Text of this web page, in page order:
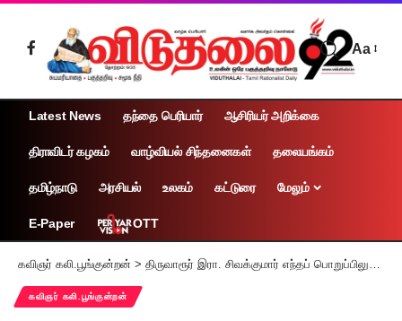
Aa
Latest News தந்தை பெரியார் ஆசிரியர் அறிக்கை
திராவிடர் கழகம் வாழ்வியல் சிந்தனைகள் தலையங்கம்
தமிழ்நாடு அரசியல் உலகம் கட்டுரை மேலும்
E-Paper OTT
கவிஞர் கலி.பூங்குன்றன் > திருவாரூர் இரா. சிவக்குமார் எந்தப் பொறுப்பிலும் இல்லை
கவிஞர் கலி.பூங்குன்றன்